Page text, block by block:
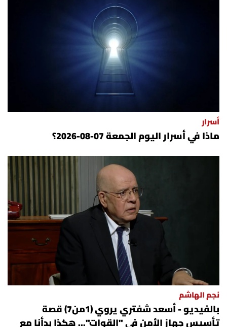
أسرار
ماذا في أسرار اليوم الجمعة 07-08-2026؟
نجم الهاشم
بالفيديو - أسعد شفتري يروي (1من7) قصة
تأسيس جهاز الأمن في "القوات"... هكذا بدأنا مع